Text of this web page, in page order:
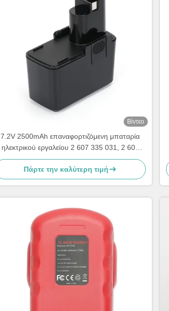
Βίντεο
7.2V 2500mAh επαναφορτιζόμενη μπαταρία
ηλεκτρικού εργαλείου 2 607 335 031, 2 607
335 032
Πάρτε την καλύτερη τιμή